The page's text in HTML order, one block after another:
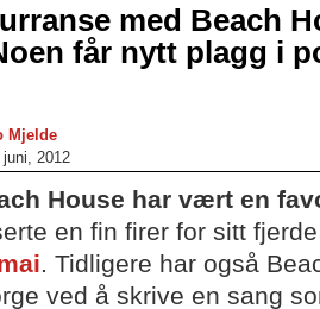
med Beach
får nytt plagg i
Mjelde
2012
House har vært en
en fin firer for sitt
. Tidligere har også
ved å skrive en sang